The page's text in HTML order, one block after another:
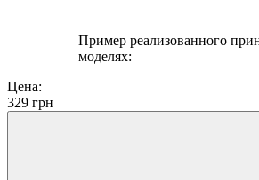
Пример реализованного
моделях:
Цена:
329 грн